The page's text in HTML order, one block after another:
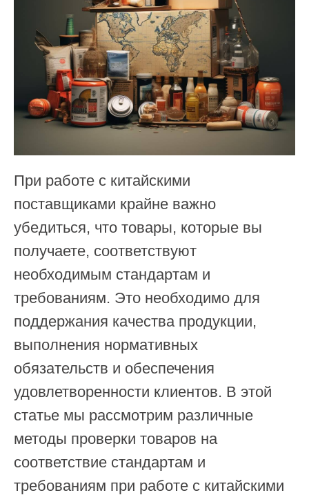
При работе с китайскими
поставщиками крайне важно
убедиться, что товары, которые вы
получаете, соответствуют
необходимым стандартам и
требованиям. Это необходимо для
поддержания качества продукции,
выполнения нормативных
обязательств и обеспечения
удовлетворенности клиентов. В этой
статье мы рассмотрим различные
методы проверки товаров на
соответствие стандартам и
требованиям при работе с китайскими